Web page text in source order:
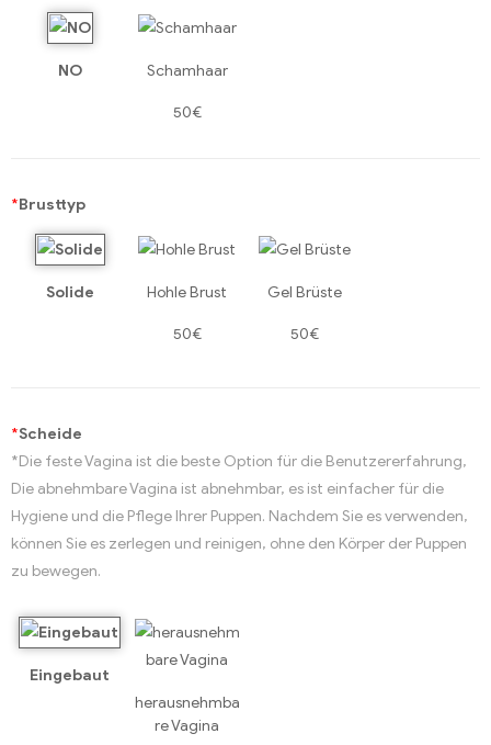
NO Schamhaar
50€
*Brusttyp
Solide Hohle Brust
50€
Gel Brüste
50€
*Scheide
*Die feste Vagina ist die beste Option für die Benutzererfahrung,
Die abnehmbare Vagina ist abnehmbar, es ist einfacher für die
Hygiene und die Pflege Ihrer Puppen. Nachdem Sie es verwenden,
können Sie es zerlegen und reinigen, ohne den Körper der Puppen
zu bewegen.
Eingebaut
herausnehmba
re Vagina